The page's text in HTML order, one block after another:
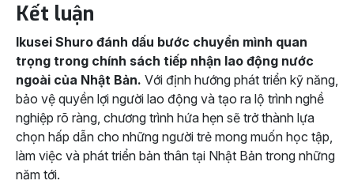
Kết luận
Ikusei Shuro đánh dấu bước chuyển mình quan
trọng trong chính sách tiếp nhận lao động nước
ngoài của Nhật Bản. Với định hướng phát triển kỹ năng,
bảo vệ quyền lợi người lao động và tạo ra lộ trình nghề
nghiệp rõ ràng, chương trình hứa hẹn sẽ trở thành lựa
chọn hấp dẫn cho những người trẻ mong muốn học tập,
làm việc và phát triển bản thân tại Nhật Bản trong những
năm tới.